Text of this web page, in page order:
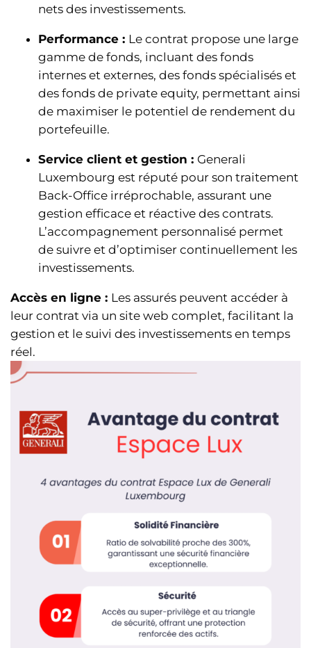
nets des investissements.
Performance : Le contrat propose une large
gamme de fonds, incluant des fonds
internes et externes, des fonds spécialisés et
des fonds de private equity, permettant ainsi
de maximiser le potentiel de rendement du
portefeuille.
Service client et gestion : Generali
Luxembourg est réputé pour son traitement
Back-Office irréprochable, assurant une
gestion efficace et réactive des contrats.
L’accompagnement personnalisé permet
de suivre et d’optimiser continuellement les
investissements.
Accès en ligne : Les assurés peuvent accéder à
leur contrat via un site web complet, facilitant la
gestion et le suivi des investissements en temps
réel.